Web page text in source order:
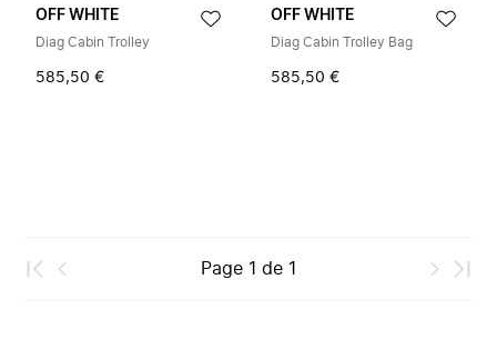
OFF WHITE
Diag Cabin Trolley
585,50 €
OFF WHITE
Diag Cabin Trolley Bag
585,50 €
Page 1 de 1